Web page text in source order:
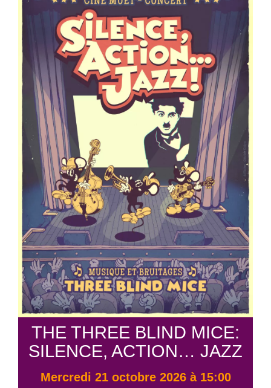
THE THREE BLIND MICE:
SILENCE, ACTION… JAZZ
mercredi 21 octobre 2026 à 15:00